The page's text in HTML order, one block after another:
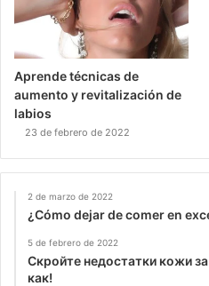
Aprende técnicas de
aumento y revitalización de
labios
23 de febrero de 2022
2 de marzo de 2022
¿Cómo dejar de comer en
5 de febrero de 2022
Скройте недостатки кожи
как!